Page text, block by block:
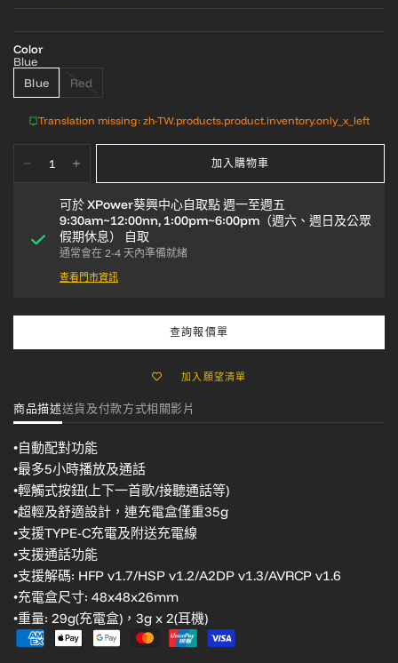
Color
Blue
Blue
Red
Translation missing: zh-TW.products.product.inventory.only_x_left
加入購物車
可於XPower葵興中心自取點 週一至週五
9:30am~12:00nn, 1:00pm~6:00pm（週六、週日及公眾
假期休息）
自取
通常會在 2-4 天內準備就緒
查看門市資訊
查詢報價單
加入願望清單
商品描述送貨及付款方式相關影片
•自動配對功能
•最多5小時播放及通話
•輕觸式按鈕(上下一首歌/接聽通話等)
•超輕及舒適設計，連充電盒僅重35g
•支援TYPE-C充電及附送充電線
•支援通話功能
•支援解碼: HFP v1.7/HSP v1.2/A2DP v1.3/AVRCP v1.6
•充電盒尺寸: 48x48x26mm
•重量: 29g(充電盒)，3g x 2(耳機)